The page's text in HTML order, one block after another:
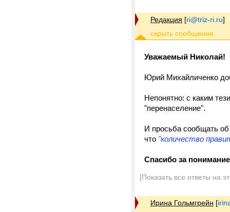
Редакция [ri@triz-ri.ru]
Уважаемый Николай!
Юрий Михайличенко
Непонятно: с каким
"перенаселение".
И просьба сообщать
что "количество
Спасибо за
[Показать все ответы на
Ирина Гольмгрейн [